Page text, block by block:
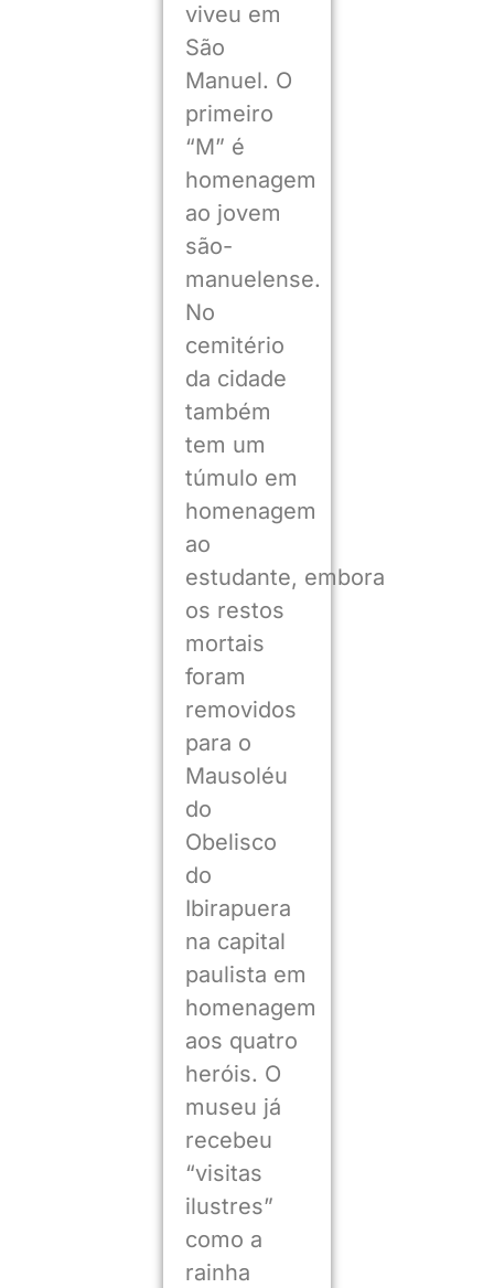
viveu em
São
Manuel. O
primeiro
“M” é
homenagem
ao jovem
são-
manuelense.
No
cemitério
da cidade
também
tem um
túmulo em
homenagem
ao
estudante, embora
os restos
mortais
foram
removidos
para o
Mausoléu
do
Obelisco
do
Ibirapuera
na capital
paulista em
homenagem
aos quatro
heróis. O
museu já
recebeu
“visitas
ilustres”
como a
rainha